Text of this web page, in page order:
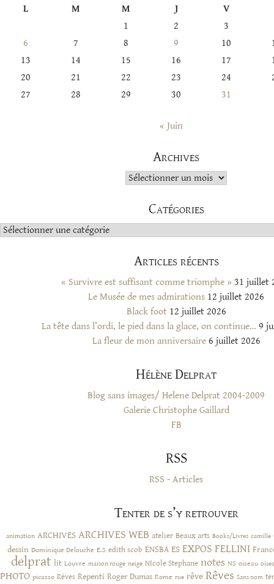
L M M J
V
1
2
3
6
7 8 9 10
13
14 15 16 17
20
21 22 23 24
27
28 29 30 31
« Juin
Archives
Archives
Catégories
Catégories
Articles récents
« Survivre est suffisant comme triomphe » 31 juillet
Le Musée de mes admirations 12 juillet 2026
Black foot 12 juillet 2026
La tête dans l’ordi, le pied dans la glace, on continue… 9
La fleur de mon anniversaire 6 juillet 2026
Hélène Delprat
Blog sans images/ Helene Delprat 2004-2009
Galerie Christophe Gaillard
FB
RSS
RSS - Articles
Tenter de s’y retrouver
animation ARCHIVES ARCHIVES WEB atelier Beaux arts Books/Livres camille
dessin Dominique Delouche E.S edith scob ENSBA ES EXPOS FELLINI
delprat lit Louvre maison rouge neige NIcole Stephane notes NS oiseau
PHOTO picasso Rêves Repenti Roger Dumas Rome rue rêve Rêves Sans nom